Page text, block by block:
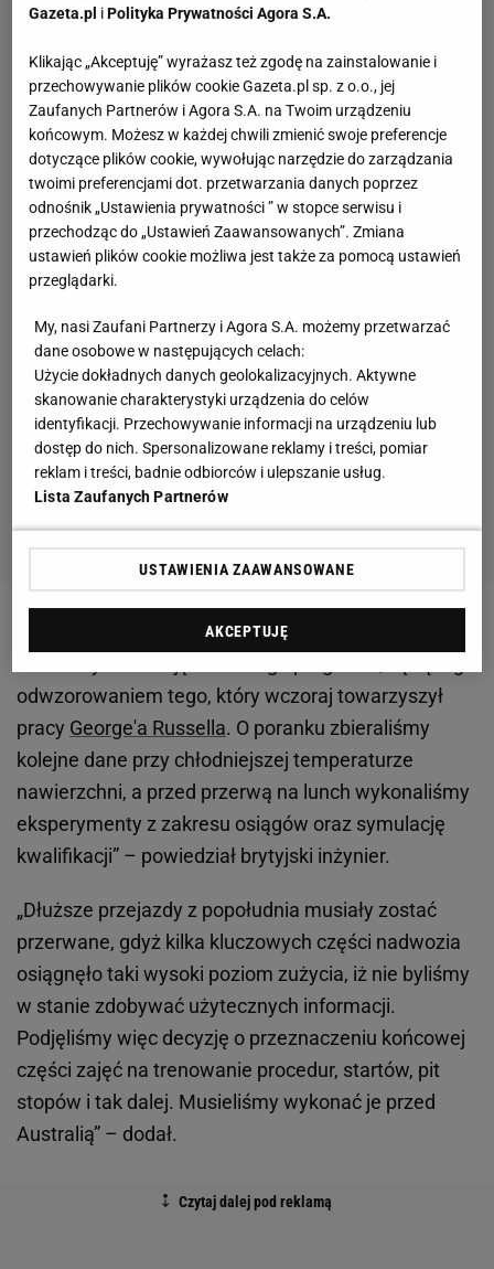
„Plany na ostatni dzień przedsezonowych testów
odwzorowaniem tego, który wczoraj towarzyszył
pracy George'a Russella. O poranku zbieraliśmy
kolejne dane przy chłodniejszej temperaturze
nawierzchni, a przed przerwą na lunch wykonaliśmy
eksperymenty z zakresu osiągów oraz symulację
kwalifikacji” – powiedział brytyjski inżynier.
„Dłuższe przejazdy z popołudnia musiały zostać
przerwane, gdyż kilka kluczowych części nadwozia
osiągnęło taki wysoki poziom zużycia, iż nie byliśmy
w stanie zdobywać użytecznych informacji.
Podjęliśmy więc decyzję o przeznaczeniu końcowej
części zajęć na trenowanie procedur, startów, pit
stopów i tak dalej. Musieliśmy wykonać je przed
Australią” – dodał.
Gazeta.pl iPolityka Prywatności Agora S.A.
Klikając „Akceptuję” wyrażasz też zgodę na zainstalowanie i
przechowywanie plików cookie Gazeta.pl sp. z o.o., jej
Zaufanych Partnerów i Agora S.A. na Twoim urządzeniu
końcowym. Możesz w każdej chwili zmienić swoje preferencje
dotyczące plików cookie, wywołując narzędzie do zarządzania
twoimi preferencjami dot. przetwarzania danych poprzez
odnośnik „Ustawienia prywatności ” w stopce serwisu i
przechodząc do „Ustawień Zaawansowanych”. Zmiana
ustawień plików cookie możliwa jest także za pomocą ustawień
przeglądarki.
My, nasi Zaufani Partnerzy i Agora S.A. możemy przetwarzać
dane osobowe w następujących celach:
Użycie dokładnych danych geolokalizacyjnych. Aktywne
skanowanie charakterystyki urządzenia do celów
identyfikacji. Przechowywanie informacji na urządzeniu lub
dostęp do nich. Spersonalizowane reklamy i treści, pomiar
reklam i treści, badnie odbiorców i ulepszanie usług.
Lista Zaufanych Partnerów
USTAWIENIA ZAAWANSOWANE
AKCEPTUJĘ